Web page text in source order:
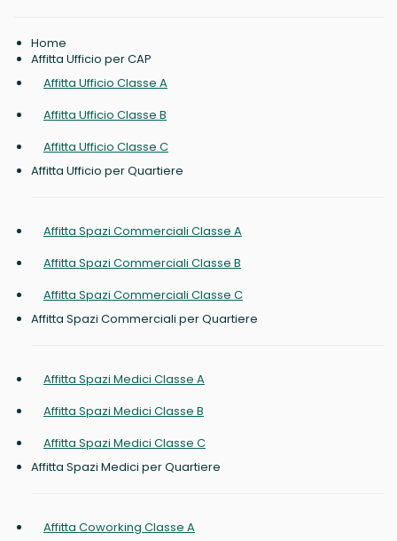
Home
Affitta Ufficio per CAP
Affitta Ufficio Classe A
Affitta Ufficio Classe B
Affitta Ufficio Classe C
Affitta Ufficio per Quartiere
Affitta Spazi Commerciali Classe A
Affitta Spazi Commerciali Classe B
Affitta Spazi Commerciali Classe C
Affitta Spazi Commerciali per Quartiere
Affitta Spazi Medici Classe A
Affitta Spazi Medici Classe B
Affitta Spazi Medici Classe C
Affitta Spazi Medici per Quartiere
Affitta Coworking Classe A